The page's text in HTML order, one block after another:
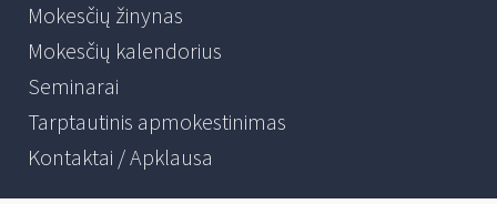
Mokesčių žinynas
Mokesčių kalendorius
Seminarai
Tarptautinis apmokestinimas
Kontaktai / Apklausa